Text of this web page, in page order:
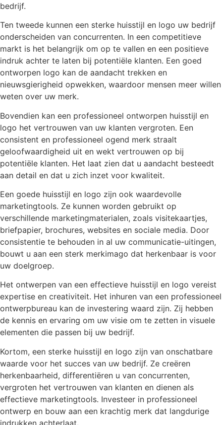
bedrijf.
Ten tweede kunnen een sterke huisstijl en logo uw bedrijf
onderscheiden van concurrenten. In een competitieve
markt is het belangrijk om op te vallen en een positieve
indruk achter te laten bij potentiële klanten. Een goed
ontworpen logo kan de aandacht trekken en
nieuwsgierigheid opwekken, waardoor mensen meer willen
weten over uw merk.
Bovendien kan een professioneel ontworpen huisstijl en
logo het vertrouwen van uw klanten vergroten. Een
consistent en professioneel ogend merk straalt
geloofwaardigheid uit en wekt vertrouwen op bij
potentiële klanten. Het laat zien dat u aandacht besteedt
aan detail en dat u zich inzet voor kwaliteit.
Een goede huisstijl en logo zijn ook waardevolle
marketingtools. Ze kunnen worden gebruikt op
verschillende marketingmaterialen, zoals visitekaartjes,
briefpapier, brochures, websites en sociale media. Door
consistentie te behouden in al uw communicatie-uitingen,
bouwt u aan een sterk merkimago dat herkenbaar is voor
uw doelgroep.
Het ontwerpen van een effectieve huisstijl en logo vereist
expertise en creativiteit. Het inhuren van een professioneel
ontwerpbureau kan de investering waard zijn. Zij hebben
de kennis en ervaring om uw visie om te zetten in visuele
elementen die passen bij uw bedrijf.
Kortom, een sterke huisstijl en logo zijn van onschatbare
waarde voor het succes van uw bedrijf. Ze creëren
herkenbaarheid, differentiëren u van concurrenten,
vergroten het vertrouwen van klanten en dienen als
effectieve marketingtools. Investeer in professioneel
ontwerp en bouw aan een krachtig merk dat langdurige
indrukken achterlaat.